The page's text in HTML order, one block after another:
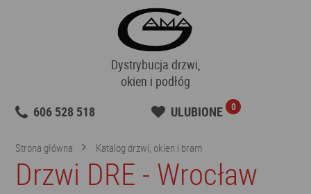
Dystrybucja drzwi,
okien i podłóg
606 528 518
ULUBIONE 0
Strona główna Katalog drzwi, okien i bram
Drzwi DRE - Wrocław